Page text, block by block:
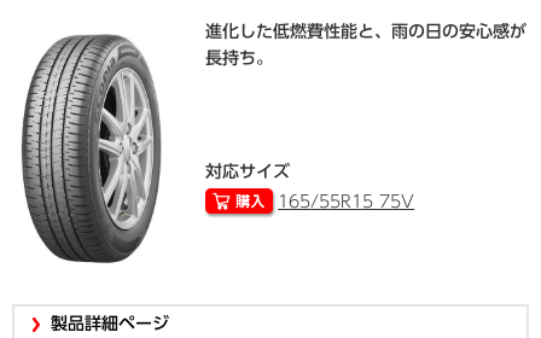
進化した低燃費性能と、雨の日の安心感が
長持ち。
対応サイズ
165/55R15 75V
製品詳細ページ